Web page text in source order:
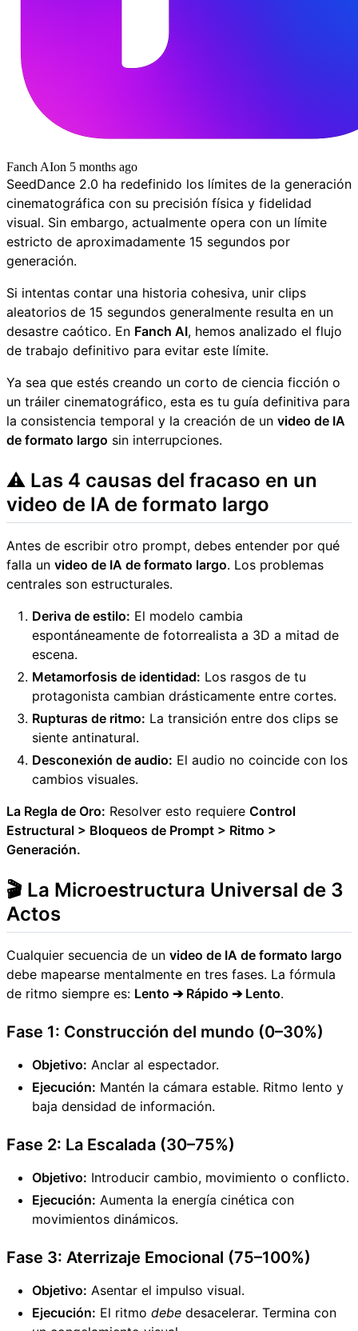
Fanch AIon 5 months ago
SeedDance 2.0 ha redefinido los límites de la generación
cinematográfica con su precisión física y fidelidad
visual. Sin embargo, actualmente opera con un límite
estricto de aproximadamente 15 segundos por
generación.
Si intentas contar una historia cohesiva, unir clips
aleatorios de 15 segundos generalmente resulta en un
desastre caótico. En Fanch AI, hemos analizado el flujo
de trabajo definitivo para evitar este límite.
Ya sea que estés creando un corto de ciencia ficción o
un tráiler cinematográfico, esta es tu guía definitiva para
la consistencia temporal y la creación de un video de IA
de formato largo sin interrupciones.
⚠️ Las 4 causas del fracaso en un
video de IA de formato largo
Antes de escribir otro prompt, debes entender por qué
falla un video de IA de formato largo. Los problemas
centrales son estructurales.
Deriva de estilo: El modelo cambia
espontáneamente de fotorrealista a 3D a mitad de
escena.
Metamorfosis de identidad: Los rasgos de tu
protagonista cambian drásticamente entre cortes.
Rupturas de ritmo: La transición entre dos clips se
siente antinatural.
Desconexión de audio: El audio no coincide con los
cambios visuales.
La Regla de Oro: Resolver esto requiere Control
Estructural > Bloqueos de Prompt > Ritmo >
Generación.
🎬 La Microestructura Universal de 3
Actos
Cualquier secuencia de un video de IA de formato largo
debe mapearse mentalmente en tres fases. La fórmula
de ritmo siempre es: Lento ➔ Rápido ➔ Lento.
Fase 1: Construcción del mundo (0–30%)
Objetivo: Anclar al espectador.
Ejecución: Mantén la cámara estable. Ritmo lento y
baja densidad de información.
Fase 2: La Escalada (30–75%)
Objetivo: Introducir cambio, movimiento o conflicto.
Ejecución: Aumenta la energía cinética con
movimientos dinámicos.
Fase 3: Aterrizaje Emocional (75–100%)
Objetivo: Asentar el impulso visual.
Ejecución: El ritmo debe desacelerar. Termina con